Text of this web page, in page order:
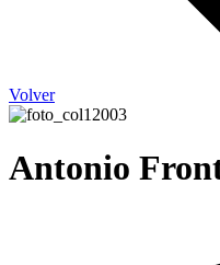
Volver
Antonio